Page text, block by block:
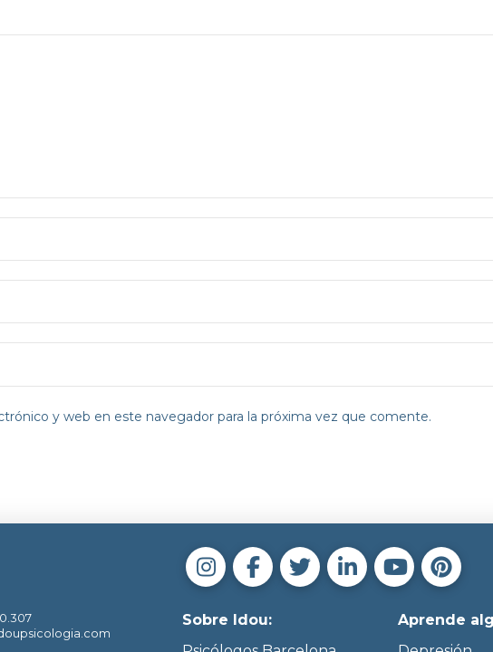
y web en este navegador para la próxima vez que comente.
Sobre Idou:
Aprende